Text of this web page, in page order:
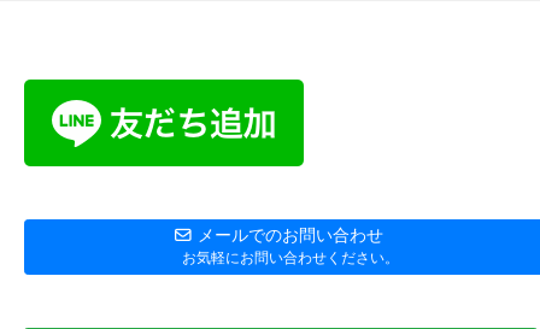
メールでのお問い合わせ
お気軽にお問い合わせください。